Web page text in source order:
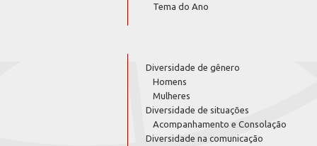
Tema do Ano
Diversidade de gênero
Homens
Mulheres
Diversidade de situações
Acompanhamento e Consolação
Diversidade na comunicação